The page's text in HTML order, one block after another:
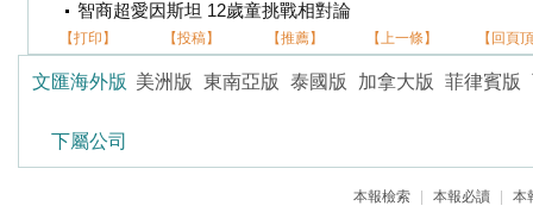
智商超愛因斯坦 12歲童挑戰相對論
【打印】 【投稿】 【推薦】 【上一條】 【回頁
文匯海外版 美洲版 東南亞版 泰國版 加拿大版 菲律賓版
下屬公司
本報檢索 本報必讀
本